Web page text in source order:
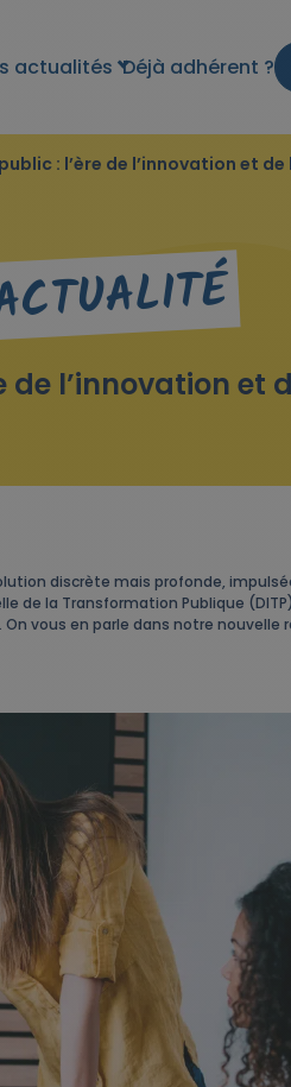
actualités Déjà adhérent ?
: l’ère de l’innovation et
de l’innovation
discrète mais profonde,
de la Transformation Publique
vous en parle dans notre nouvelle